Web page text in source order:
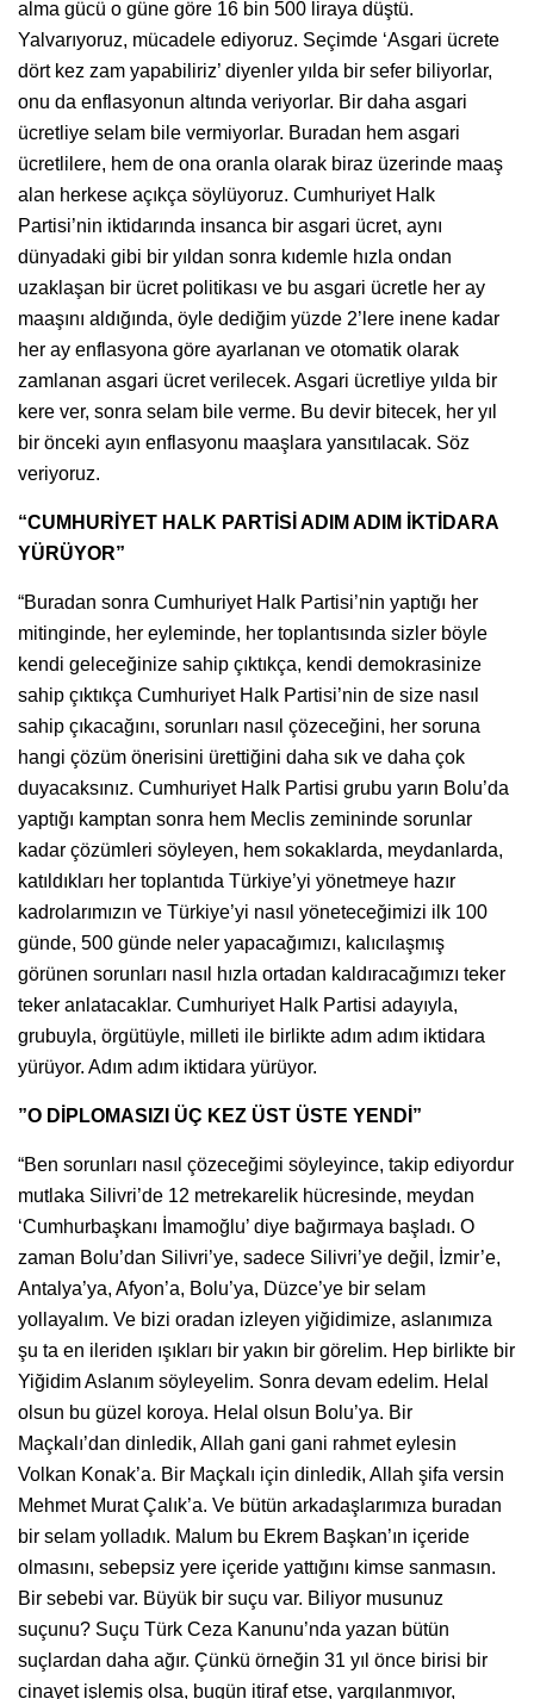
alma gücü o güne göre 16 bin 500 liraya düştü.
Yalvarıyoruz, mücadele ediyoruz. Seçimde ‘Asgari ücrete
dört kez zam yapabiliriz’ diyenler yılda bir sefer biliyorlar,
onu da enflasyonun altında veriyorlar. Bir daha asgari
ücretliye selam bile vermiyorlar. Buradan hem asgari
ücretlilere, hem de ona oranla olarak biraz üzerinde maaş
alan herkese açıkça söylüyoruz. Cumhuriyet Halk
Partisi’nin iktidarında insanca bir asgari ücret, aynı
dünyadaki gibi bir yıldan sonra kıdemle hızla ondan
uzaklaşan bir ücret politikası ve bu asgari ücretle her ay
maaşını aldığında, öyle dediğim yüzde 2’lere inene kadar
her ay enflasyona göre ayarlanan ve otomatik olarak
zamlanan asgari ücret verilecek. Asgari ücretliye yılda bir
kere ver, sonra selam bile verme. Bu devir bitecek, her yıl
bir önceki ayın enflasyonu maaşlara yansıtılacak. Söz
veriyoruz.
“CUMHURİYET HALK PARTİSİ ADIM ADIM İKTİDARA
YÜRÜYOR”
“Buradan sonra Cumhuriyet Halk Partisi’nin yaptığı her
mitinginde, her eyleminde, her toplantısında sizler böyle
kendi geleceğinize sahip çıktıkça, kendi demokrasinize
sahip çıktıkça Cumhuriyet Halk Partisi’nin de size nasıl
sahip çıkacağını, sorunları nasıl çözeceğini, her soruna
hangi çözüm önerisini ürettiğini daha sık ve daha çok
duyacaksınız. Cumhuriyet Halk Partisi grubu yarın Bolu’da
yaptığı kamptan sonra hem Meclis zemininde sorunlar
kadar çözümleri söyleyen, hem sokaklarda, meydanlarda,
katıldıkları her toplantıda Türkiye’yi yönetmeye hazır
kadrolarımızın ve Türkiye’yi nasıl yöneteceğimizi ilk 100
günde, 500 günde neler yapacağımızı, kalıcılaşmış
görünen sorunları nasıl hızla ortadan kaldıracağımızı teker
teker anlatacaklar. Cumhuriyet Halk Partisi adayıyla,
grubuyla, örgütüyle, milleti ile birlikte adım adım iktidara
yürüyor. Adım adım iktidara yürüyor.
”O DİPLOMASIZI ÜÇ KEZ ÜST ÜSTE YENDİ”
“Ben sorunları nasıl çözeceğimi söyleyince, takip ediyordur
mutlaka Silivri’de 12 metrekarelik hücresinde, meydan
‘Cumhurbaşkanı İmamoğlu’ diye bağırmaya başladı. O
zaman Bolu’dan Silivri’ye, sadece Silivri’ye değil, İzmir’e,
Antalya’ya, Afyon’a, Bolu’ya, Düzce’ye bir selam
yollayalım. Ve bizi oradan izleyen yiğidimize, aslanımıza
şu ta en ileriden ışıkları bir yakın bir görelim. Hep birlikte bir
Yiğidim Aslanım söyleyelim. Sonra devam edelim. Helal
olsun bu güzel koroya. Helal olsun Bolu’ya. Bir
Maçkalı’dan dinledik, Allah gani gani rahmet eylesin
Volkan Konak’a. Bir Maçkalı için dinledik, Allah şifa versin
Mehmet Murat Çalık’a. Ve bütün arkadaşlarımıza buradan
bir selam yolladık. Malum bu Ekrem Başkan’ın içeride
olmasını, sebepsiz yere içeride yattığını kimse sanmasın.
Bir sebebi var. Büyük bir suçu var. Biliyor musunuz
suçunu? Suçu Türk Ceza Kanunu’nda yazan bütün
suçlardan daha ağır. Çünkü örneğin 31 yıl önce birisi bir
cinayet işlemiş olsa, bugün itiraf etse, yargılanmıyor,